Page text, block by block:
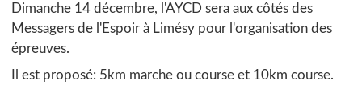
Dimanche 14 décembre, l'AYCD sera aux côtés des
Messagers de l'Espoir à Limésy pour l'organisation des
épreuves.
Il est proposé: 5km marche ou course et 10km course.